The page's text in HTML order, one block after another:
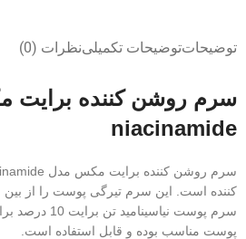
توضیحاتتوضیحات تکمیلینظرات (0)
سرم روشن کننده
niacinamide
کننده است. این سرم تیرگی پوست را از بین
سرم پوست
پوست مناسب بوده و قابل استفاده است.